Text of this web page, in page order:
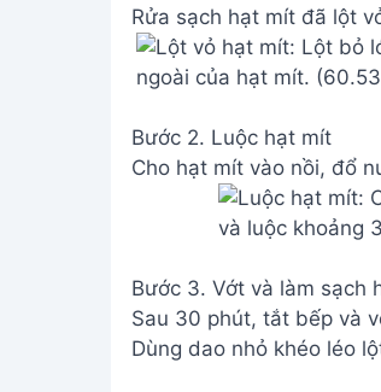
Rửa sạch hạt mít đã lột
Bước 2. Luộc hạt mít
Cho hạt mít vào nồi, đổ
Bước 3. Vớt và làm sạch
Sau 30 phút, tắt bếp và
Dùng dao nhỏ khéo léo